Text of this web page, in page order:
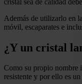
Además de utilizarlo en
móvil, escaparates e
¿Y un cristal
Como su propio nombre
resistente y por ello es